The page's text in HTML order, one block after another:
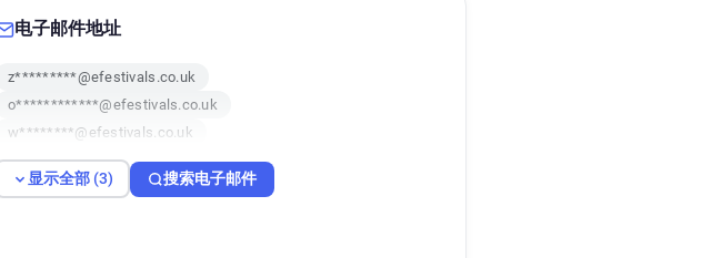
电子邮件地址
z*********@efestivals.co.uk
o************@efestivals.co.uk
w********@efestivals.co.uk
显示全部 (3) 搜索电子邮件